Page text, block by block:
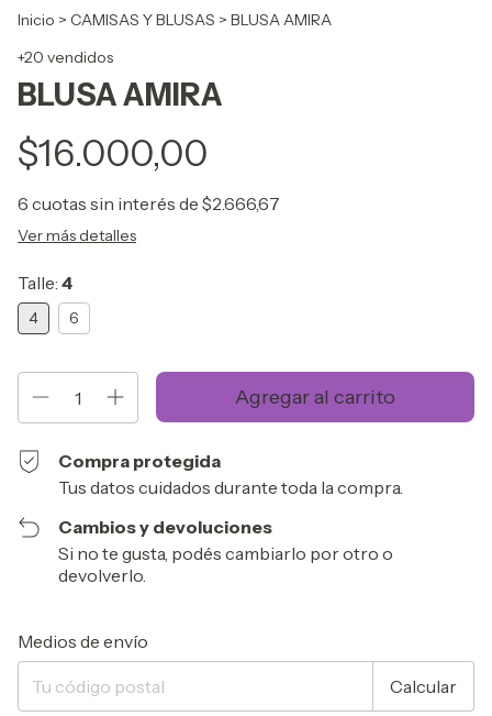
Inicio > CAMISAS Y BLUSAS > BLUSA AMIRA
+20 vendidos
BLUSA AMIRA
$16.000,00
6 cuotas sin interés de $2.666,67
Ver más detalles
Talle: 4
4 6
Compra protegida
Tus datos cuidados durante toda la compra.
Cambios y devoluciones
Si no te gusta, podés cambiarlo por otro o
devolverlo.
Entregas para el CP:
Medios de envío
Calcular